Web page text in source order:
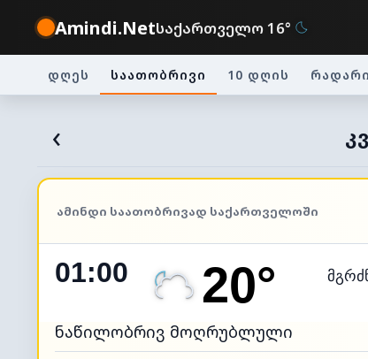
Amindi.Netსაქართველო 16°
დღეს საათობრივი 10 დღის რადარი
‹
ᲐᲛᲘᲜᲓᲘ ᲡᲐᲐᲗᲝᲑᲠᲘᲕᲐᲓ ᲡᲐᲥᲐᲠᲗᲕᲔᲚᲝᲨᲘ
01:00 20°
ნაწილობრივ მოღრუბლული